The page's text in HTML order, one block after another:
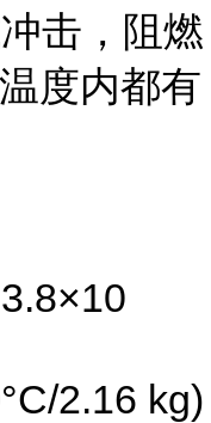
击，阻燃
度内都有
2.16 kg)